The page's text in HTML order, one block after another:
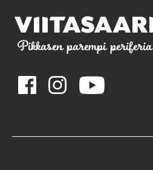
Pikkasen parempi periferia